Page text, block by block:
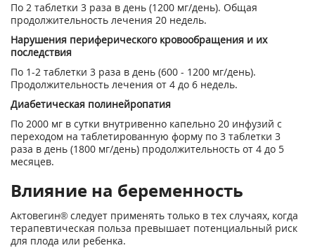
По 2 таблетки 3 раза в день (1200 мг/день). Общая
продолжительность лечения 20 недель.
Нарушения периферического кровообращения и их
последствия
По 1-2 таблетки 3 раза в день (600 - 1200 мг/день).
Продолжительность лечения от 4 до 6 недель.
Диабетическая полинейропатия
По 2000 мг в сутки внутривенно капельно 20 инфузий с
переходом на таблетированную форму по 3 таблетки 3
раза в день (1800 мг/день) продолжительность от 4 до 5
месяцев.
Влияние на беременность
Актовегин® следует применять только в тех случаях, когда
терапевтическая польза превышает потенциальный риск
для плода или ребенка.